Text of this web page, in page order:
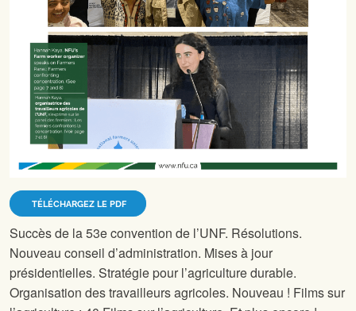
TÉLÉCHARGEZ LE PDF
Succès de la 53e convention de l’UNF. Résolutions.
Nouveau conseil d’administration. Mises à jour
présidentielles. Stratégie pour l’agriculture durable.
Organisation des travailleurs agricoles. Nouveau ! Films sur